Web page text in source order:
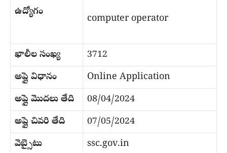
ఉద్యోగం
computer operator
ఖాలీల సంఖ్య
3712
అప్లై విధానం
Online Application
అప్లై మొదలు తేది
08/04/2024
అప్లై చివరి తేది
07/05/2024
వెబ్సైటు
ssc.gov.in